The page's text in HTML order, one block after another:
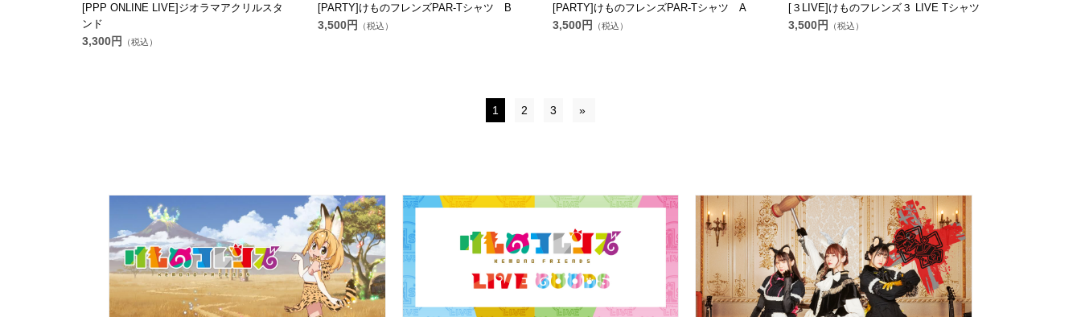
[PPP ONLINE LIVE]ジオラマアクリルスタ
ンド
3,300円 （税込）
[PARTY]けものフレンズPAR-Tシャツ B
3,500円 （税込）
[PARTY]けものフレンズPAR-Tシャツ A
3,500円 （税込）
[３LIVE]けものフレンズ３ LIVE Tシャツ
3,500円 （税込）
1 2 3 »